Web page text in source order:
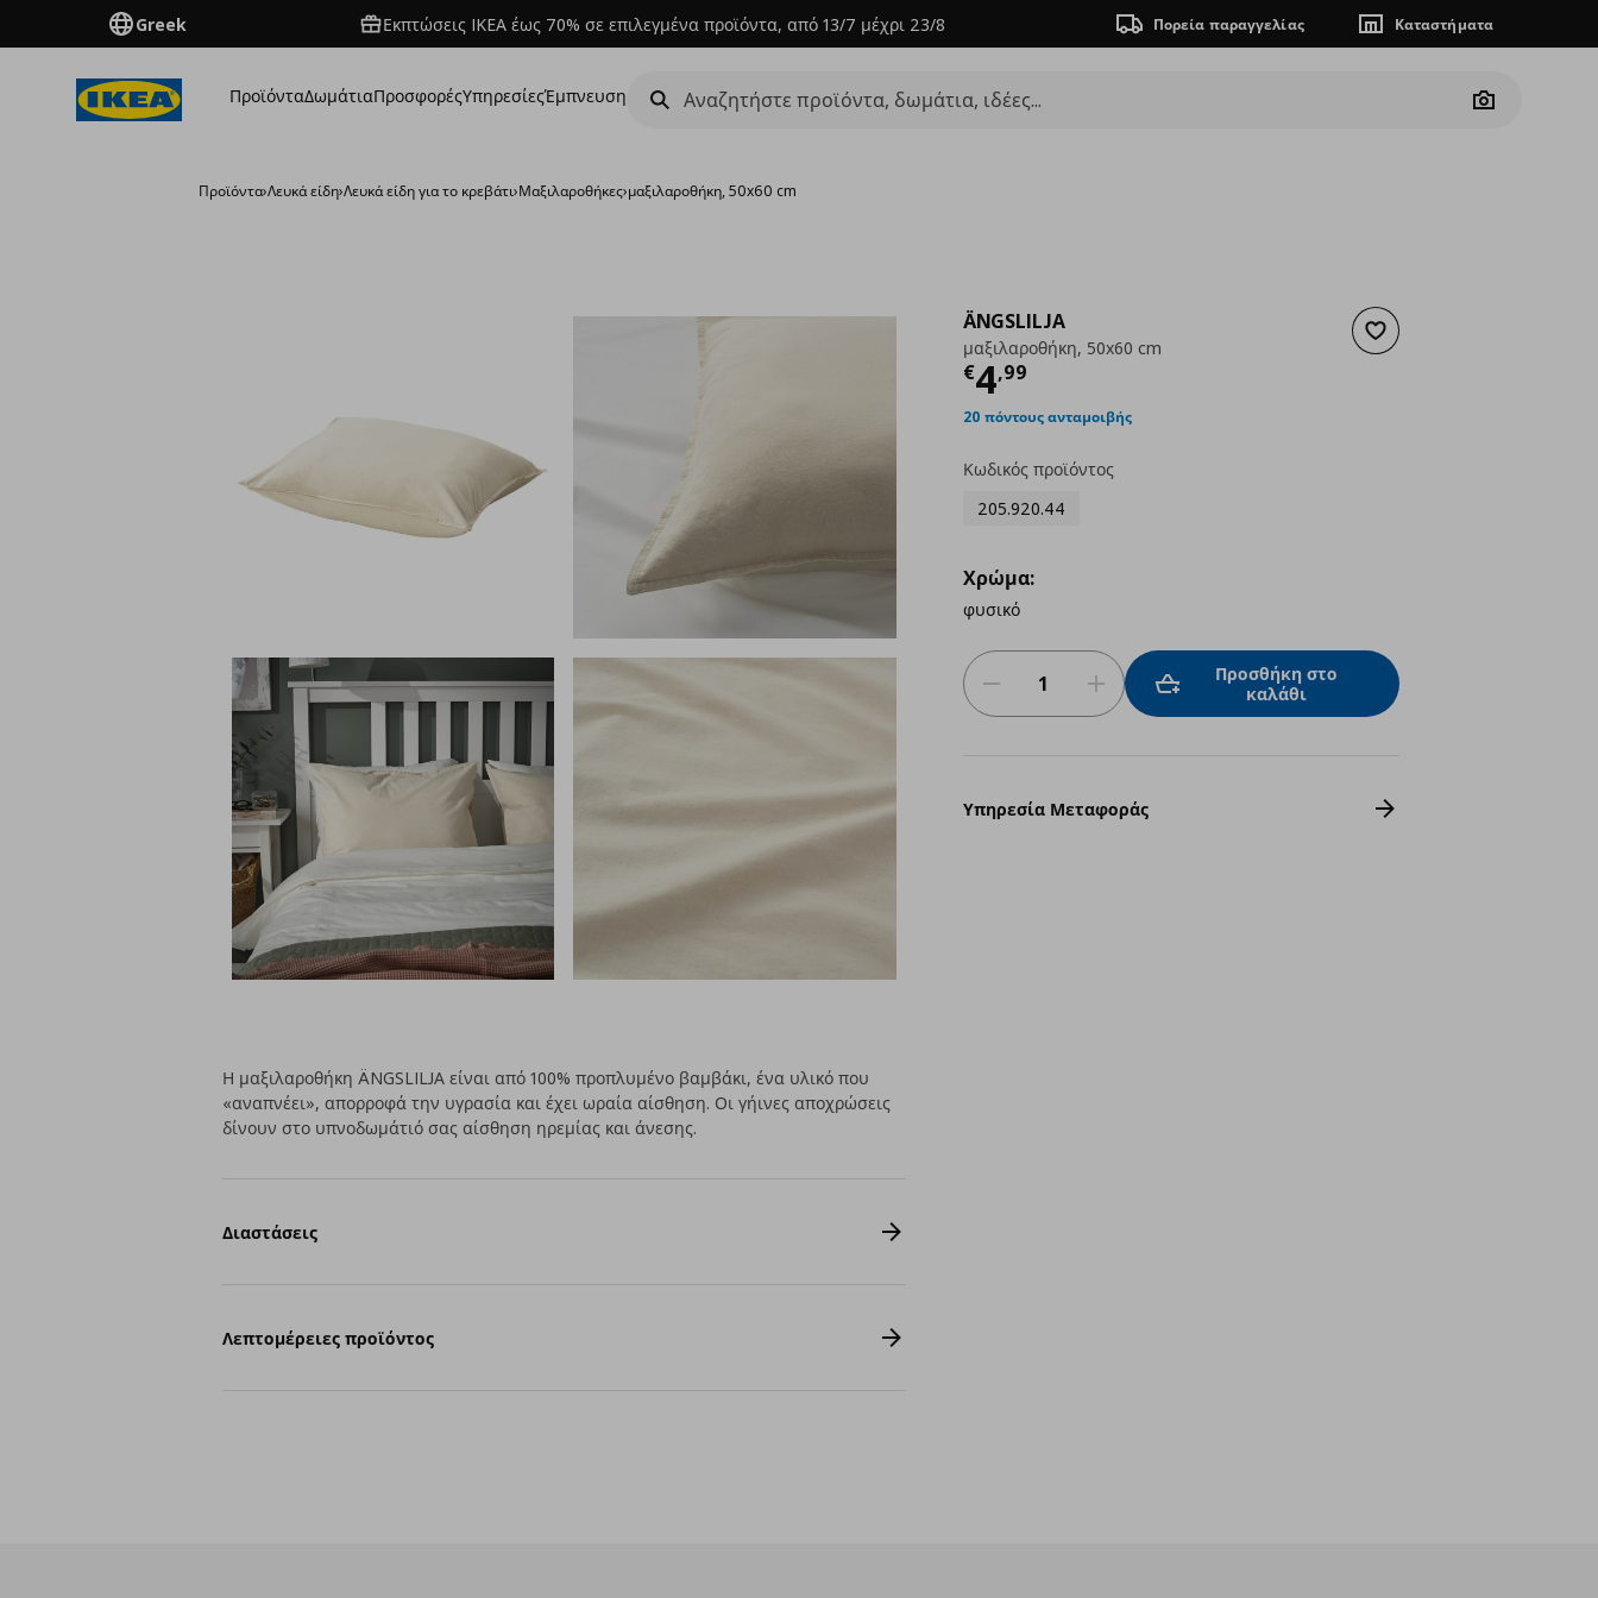
Greek Εκπτώσεις IKEA έως 70% σε επιλεγμένα προϊόντα, από 13/7 μέχρι 23/8 Πορεία παραγγελίας Καταστήματα
ΠροϊόνταΔωμάτιαΠροσφορέςΥπηρεσίεςΈμπνευση
Camera
Προϊόντα›Λευκά είδη›Λευκά είδη για το κρεβάτι›Μαξιλαροθήκες›μαξιλαροθήκη, 50x60 cm
Προσθήκη στα αγαπημένα
ÄNGSLILJA
μαξιλαροθήκη, 50x60 cm
€4,99
Τρέχουσα τιμή
20 πόντους ανταμοιβής
Κωδικός προϊόντος
205.920.44
Χρώμα:
φυσικό
Προσθήκη στο
καλάθι
Υπηρεσία Μεταφοράς
Η μαξιλαροθήκη ÄNGSLILJA είναι από 100% προπλυμένο βαμβάκι, ένα υλικό που
«αναπνέει», απορροφά την υγρασία και έχει ωραία αίσθηση. Οι γήινες αποχρώσεις
δίνουν στο υπνοδωμάτιό σας αίσθηση ηρεμίας και άνεσης.
Διαστάσεις
Λεπτομέρειες προϊόντος